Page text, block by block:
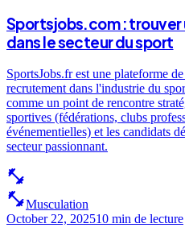
Sportsjobs.com :
dans le secteur du sport
SportsJobs.fr est une plateforme
recrutement dans l'industrie du
comme un point de rencontre
sportives (fédérations, clubs
événementielles) et les candidats
secteur passionnant.
fitness_center
fitness_centerMusculation
October 22, 202510 min de lecture